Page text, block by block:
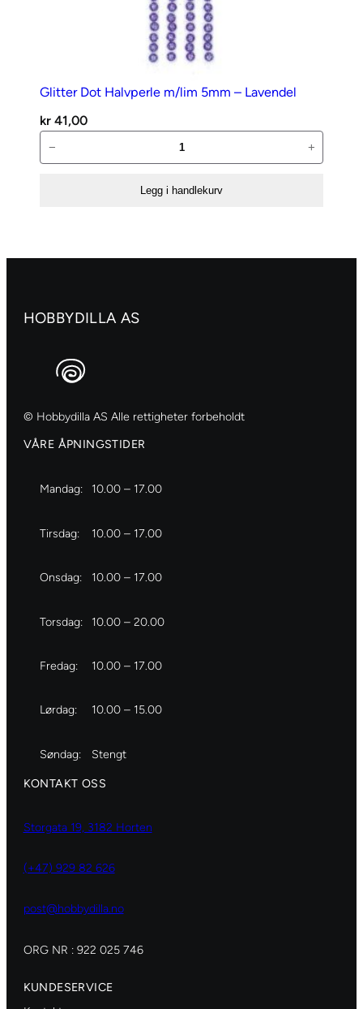
Glitter Dot Halvperle m/lim 5mm – Lavendel
kr 41,00
Dot
Lavendel
− +
Legg i handlekurv
HOBBYDILLA AS
© Hobbydilla AS Alle rettigheter forbeholdt
VÅRE ÅPNINGSTIDER
Mandag: 10.00 – 17.00
Tirsdag: 10.00 – 17.00
Onsdag: 10.00 – 17.00
Torsdag: 10.00 – 20.00
Fredag: 10.00 – 17.00
Lørdag: 10.00 – 15.00
Søndag: Stengt
KONTAKT OSS
Storgata 19, 3182 Horten
(+47) 929 82 626
post@hobbydilla.no
ORG NR : 922 025 746
KUNDESERVICE